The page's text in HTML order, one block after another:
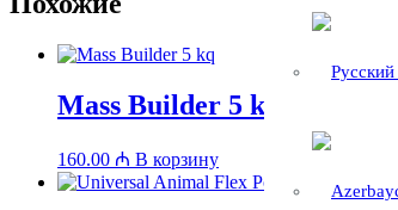
Mass Builder 5 kq
160.00 ₼ В корзину